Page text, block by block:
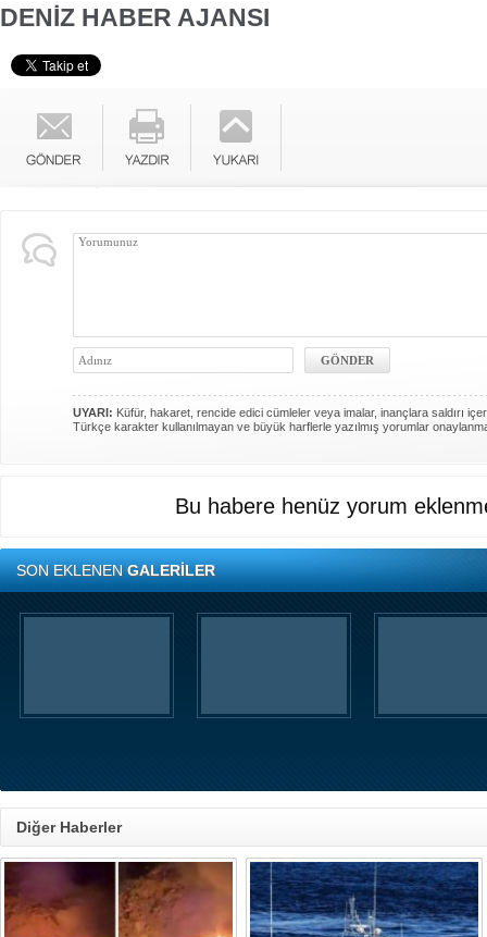
DENİZ HABER AJANSI
UYARI: Küfür, hakaret, rencide edici cümleler veya imalar, inançlara saldırı
Türkçe karakter kullanılmayan ve büyük harflerle yazılmış yorumlar
Bu habere henüz yorum
SON EKLENENGALERİLER
Diğer Haberler